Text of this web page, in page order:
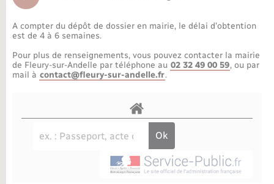
Parrainage civil
Recensement militaire
Petite enfance
Info jeunes
Associations
Bornes de recharge électrique
Travaux - Autorisation d’occupation de l’espace
public
Publications
Agenda
La Communauté de communes
A compter du dépôt de dossier en mairie, le délai d’obtention
est de 4 à 6 semaines.
Pour plus de renseignements, vous pouvez contacter la mairie
de Fleury-sur-Andelle par téléphone au 02 32 49 00 59, ou par
mail à contact@fleury-sur-andelle.fr.